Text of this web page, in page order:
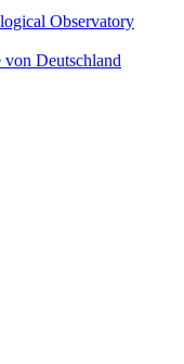
Observatory
von Deutschland